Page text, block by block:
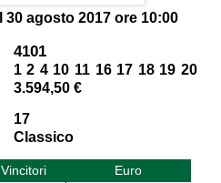
30 agosto 2017 ore 10:00
4101
1 2 4 10 11 16 17 18 19 20
3.594,50 €
17
Classico
Vincitori
Euro